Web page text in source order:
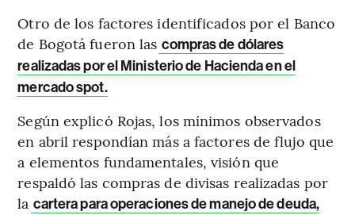
Otro de los factores identificados por el Banco
de Bogotá fueron las compras de dólares
realizadas por el Ministerio de Hacienda en el
mercado spot.
Según explicó Rojas, los mínimos observados
en abril respondían más a factores de flujo que
a elementos fundamentales, visión que
respaldó las compras de divisas realizadas por
la cartera para operaciones de manejo de deuda,